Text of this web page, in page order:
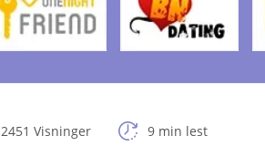
2451 Visninger 9 min lest